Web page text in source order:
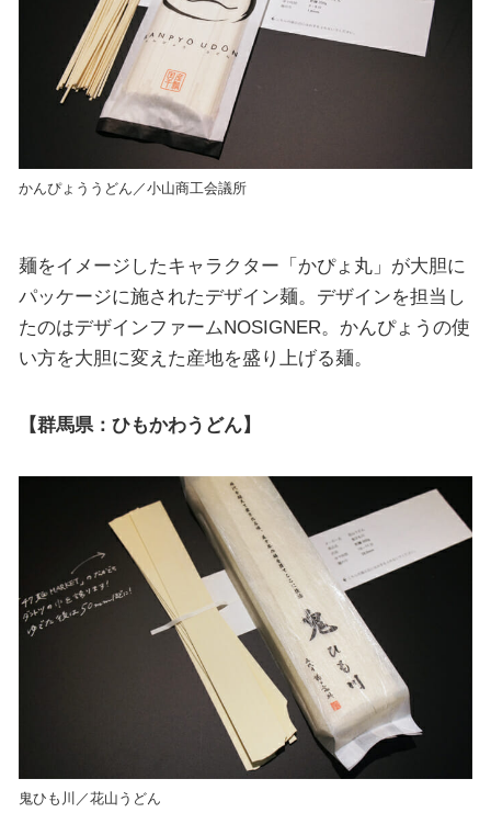
かんぴょううどん／小山商工会議所
麺をイメージしたキャラクター「かぴょ丸」が大胆に
パッケージに施されたデザイン麺。デザインを担当し
たのはデザインファームNOSIGNER。かんぴょうの使
い方を大胆に変えた産地を盛り上げる麺。
【群馬県：ひもかわうどん】
鬼ひも川／花山うどん